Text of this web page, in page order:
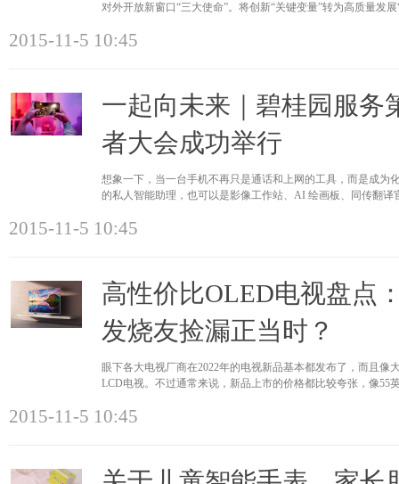
对外开放新窗口“三大使命”。将创新“关键变量”转为高质量发
2015-11-5 10:45
一起向未来｜碧桂园服务
者大会成功举行
想象一下，当一台手机不再只是通话和上网的工具，而是成为
的私人智能助理，也可以是影像工作站、AI 绘画板、同传翻
2015-11-5 10:45
高性价比OLED电视盘点
发烧友捡漏正当时？
眼下各大电视厂商在2022年的电视新品基本都发布了，而且
LCD电视。不过通常来说，新品上市的价格都比较夸张，像55
2015-11-5 10:45